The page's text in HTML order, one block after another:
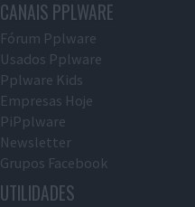
CANAIS PPLWARE
Fórum Pplware
Usados Pplware
Pplware Kids
Empresas Hoje
PiPplware
Newsletter
Grupos Facebook
UTILIDADES